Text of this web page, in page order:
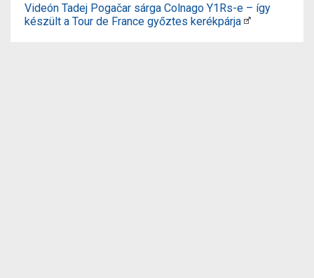
Videón Tadej Pogačar sárga Colnago Y1Rs-e – így
készült a Tour de France győztes kerékpárja